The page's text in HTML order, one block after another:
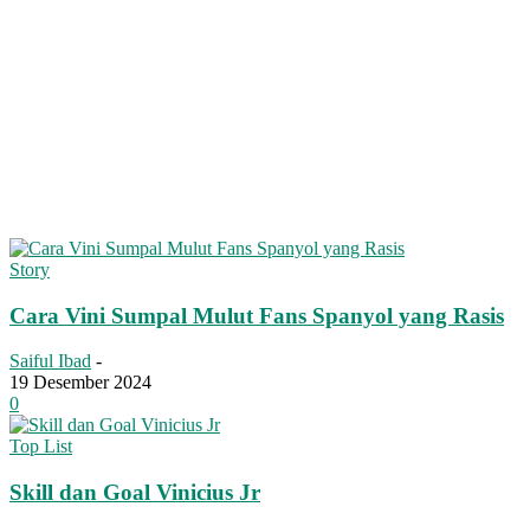
Story
Cara Vini Sumpal Mulut Fans Spanyol yang Rasis
Saiful Ibad -
19 Desember 2024
0
Top List
Skill dan Goal Vinicius Jr